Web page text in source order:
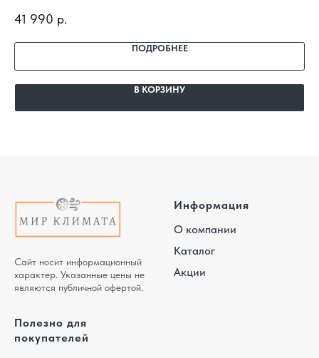
профессиональный монтаж и гарантия.
41 990 р.
ПОДРОБНЕЕ
В КОРЗИНУ
Сайт носит информационный
характер. Указанные цены не
являются публичной офертой.
Информация
О компании
Каталог
Акции
Полезно для
покупателей